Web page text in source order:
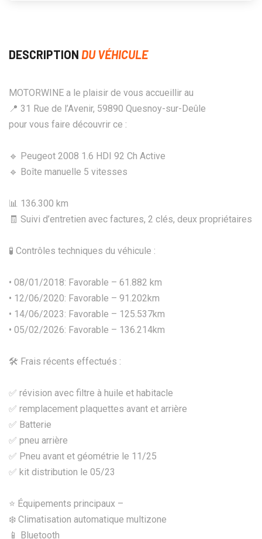
DESCRIPTION DU VÉHICULE
MOTORWINE a le plaisir de vous accueillir au
📍 31 Rue de l’Avenir, 59890 Quesnoy-sur-Deûle
pour vous faire découvrir ce :
🔹 Peugeot 2008 1.6 HDI 92 Ch Active
🔹 Boîte manuelle 5 vitesses
📊 136.300 km
🧾 Suivi d’entretien avec factures, 2 clés, deux propriétaires
🧪 Contrôles techniques du véhicule :
• 08/01/2018: Favorable – 61.882 km
• 12/06/2020: Favorable – 91.202km
• 14/06/2023: Favorable – 125.537km
• 05/02/2026: Favorable – 136.214km
🛠️ Frais récents effectués :
✅ révision avec filtre à huile et habitacle
✅ remplacement plaquettes avant et arrière
✅ Batterie
✅ pneu arrière
✅ Pneu avant et géométrie le 11/25
✅ ⁠kit distribution le 05/23
⭐ Équipements principaux –
❄️ Climatisation automatique multizone
📱 Bluetooth